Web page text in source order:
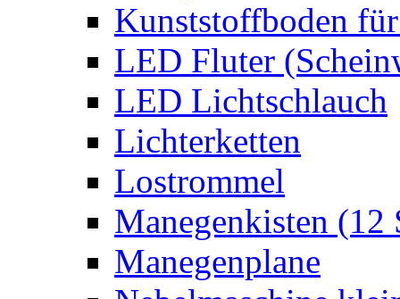
Kunststoffboden
LED Fluter
LED Lichtschlauch
Lichterketten
Lostrommel
Manegenkisten (12
Manegenplane